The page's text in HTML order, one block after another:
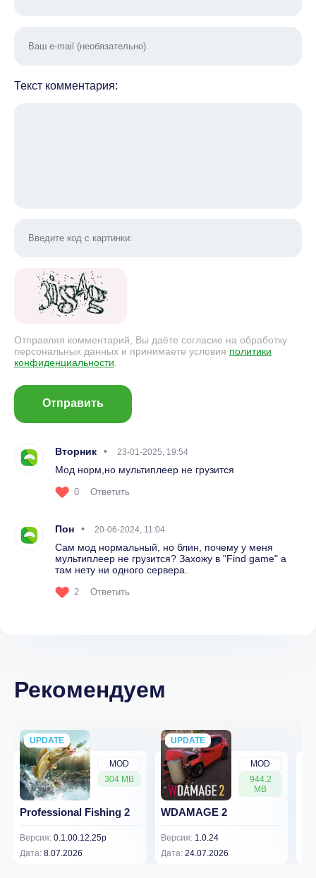
Текст комментария:
Отправляя комментарий, Вы даёте согласие на обработку
персональных данных и принимаете условия политики
конфиденциальности
Отправить
Вторник 23-01-2025, 19:54
Мод норм,но мультиплеер не грузится
0 Ответить
Пон 20-06-2024, 11:04
Сам мод нормальный, но блин, почему у меня
мультиплеер не грузится? Захожу в "Find game" а
там нету ни одного сервера.
2 Ответить
Рекомендуем
MOD
304 MB
UPDATE
NEW
Professional Fishing 2
Версия: 0.1.00.12.25p
Дата: 8.07.2026
MOD
944.2
MB
UPDATE
NEW
WDAMAGE 2
Версия: 1.0.24
Дата: 24.07.2026